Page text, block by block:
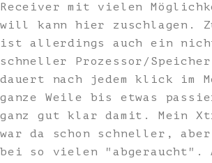
Receiver mit vielen
will kann hier zuschlagen.
ist allerdings auch ein
schneller Prozessor/
dauert nach jedem klick im
ganze Weile bis etwas
ganz gut klar damit. Mein
war da schon schneller,
bei so vielen "abgeraucht".